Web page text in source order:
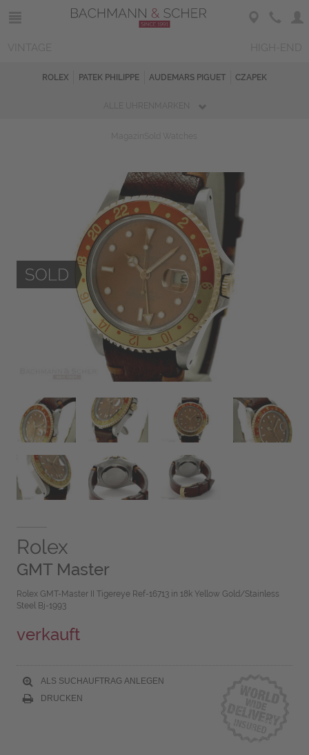
ROLEX PATEK PHILIPPE AUDEMARS PIGUET CZAPEK
Rolex
GMT Master
Rolex GMT-Master II Tigereye Ref-16713 in 18k Yellow Gold/Stainless
Steel Bj-1993
verkauft
ALS SUCHAUFTRAG ANLEGEN
DRUCKEN